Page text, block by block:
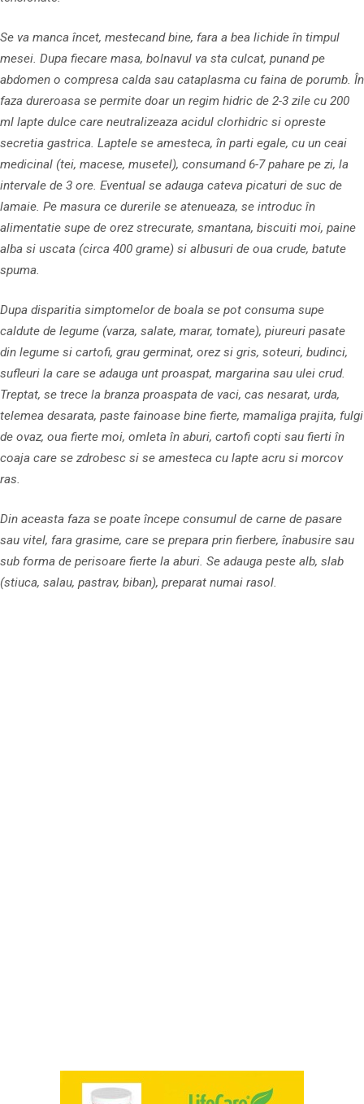
Se va manca încet, mestecand bine, fara a bea lichide în timpul
mesei. Dupa fiecare masa, bolnavul va sta culcat, punand pe
abdomen o compresa calda sau cataplasma cu faina de porumb. În
faza dureroasa se permite doar un regim hidric de 2-3 zile cu 200
ml lapte dulce care neutralizeaza acidul clorhidric si opreste
secretia gastrica. Laptele se amesteca, în parti egale, cu un ceai
medicinal (tei, macese, musetel), consumand 6-7 pahare pe zi, la
intervale de 3 ore. Eventual se adauga cateva picaturi de suc de
lamaie. Pe masura ce durerile se atenueaza, se introduc în
alimentatie supe de orez strecurate, smantana, biscuiti moi, paine
alba si uscata (circa 400 grame) si albusuri de oua crude, batute
spuma.
Dupa disparitia simptomelor de boala se pot consuma supe
caldute de legume (varza, salate, marar, tomate), piureuri pasate
din legume si cartofi, grau germinat, orez si gris, soteuri, budinci,
sufleuri la care se adauga unt proaspat, margarina sau ulei crud.
Treptat, se trece la branza proaspata de vaci, cas nesarat, urda,
telemea desarata, paste fainoase bine fierte, mamaliga prajita, fulgi
de ovaz, oua fierte moi, omleta în aburi, cartofi copti sau fierti în
coaja care se zdrobesc si se amesteca cu lapte acru si morcov
ras.
Din aceasta faza se poate începe consumul de carne de pasare
sau vitel, fara grasime, care se prepara prin fierbere, înabusire sau
sub forma de perisoare fierte la aburi. Se adauga peste alb, slab
(stiuca, salau, pastrav, biban), preparat numai rasol.